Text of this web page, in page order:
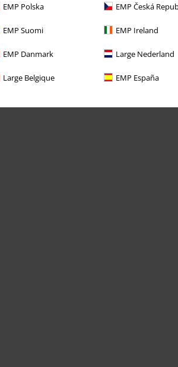
EMP Polska EMP Česká
EMP Suomi EMP Ireland
EMP Danmark Large Nederland
Large Belgique EMP España